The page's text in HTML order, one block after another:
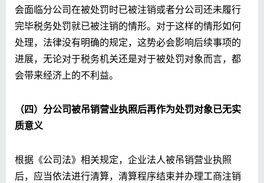
会面临分公司在被处罚时已被注销或者分公司还未履行
完毕税务处罚就已被注销的情形。对于这样的情形如何
处理，法律没有明确的规定，这势必会影响后续事项的
进展，无论对于税务机关还是对于被处罚对象而言，都
会带来经济上的不利益。
（四）分公司被吊销营业执照后再作为处罚对象已无实
质意义
根据《公司法》相关规定，企业法人被吊销营业执照
后，应当依法进行清算，清算程序结束并办理工商注销